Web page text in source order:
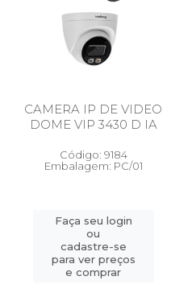
CAMERA IP DE VIDEO
DOME VIP 3430 D IA
Código: 9184
Embalagem: PC/01
Faça seu login
ou
cadastre-se
para ver preços
e comprar